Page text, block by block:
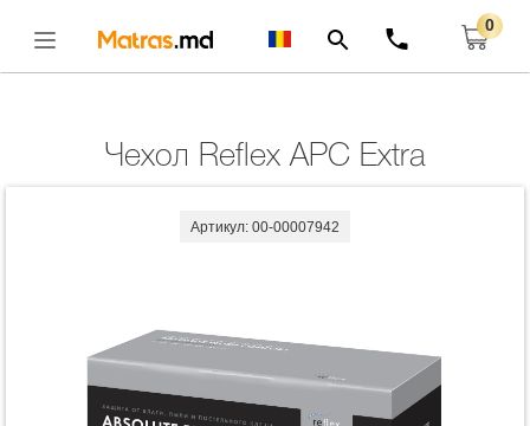
0
Чехол Reflex APC Extra
Артикул: 00-00007942